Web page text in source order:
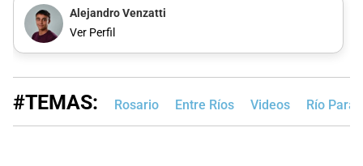
Alejandro Venzatti
Ver Perfil
#TEMAS: Rosario Entre Ríos Videos Río